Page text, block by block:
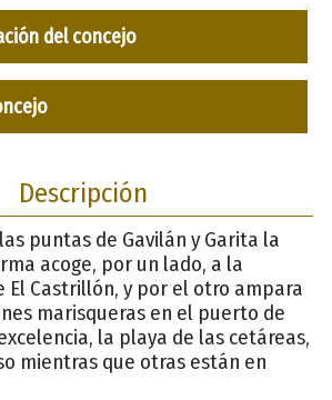
del concejo
Descripción
puntas de Gavilán y Garita la
acoge, por un lado, a la
Castrillón, y por el otro ampara
marisqueras en el puerto de
la playa de las cetáreas,
mientras que otras están en